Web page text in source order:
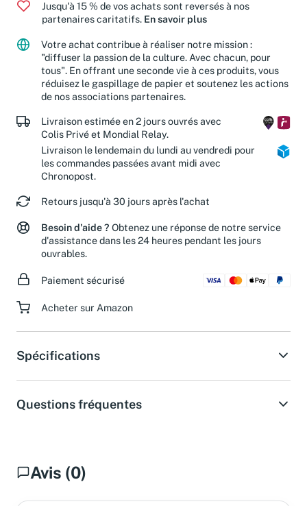
Jusqu'à 15 % de vos achats sont reversés à nos
partenaires caritatifs. En savoir plus
Votre achat contribue à réaliser notre mission :
"diffuser la passion de la culture. Avec chacun, pour
tous". En offrant une seconde vie à ces produits, vous
réduisez le gaspillage de papier et soutenez les actions
de nos associations partenaires.
Livraison estimée en 2 jours ouvrés avec
Colis Privé et Mondial Relay.
Livraison le lendemain du lundi au vendredi pour
les commandes passées avant midi avec
Chronopost.
Retours jusqu'à 30 jours après l'achat
Besoin d'aide ? Obtenez une réponse de notre service
d'assistance dans les 24 heures pendant les jours
ouvrables.
Paiement sécurisé
Acheter sur Amazon
Spécifications
Questions fréquentes
Avis (0)